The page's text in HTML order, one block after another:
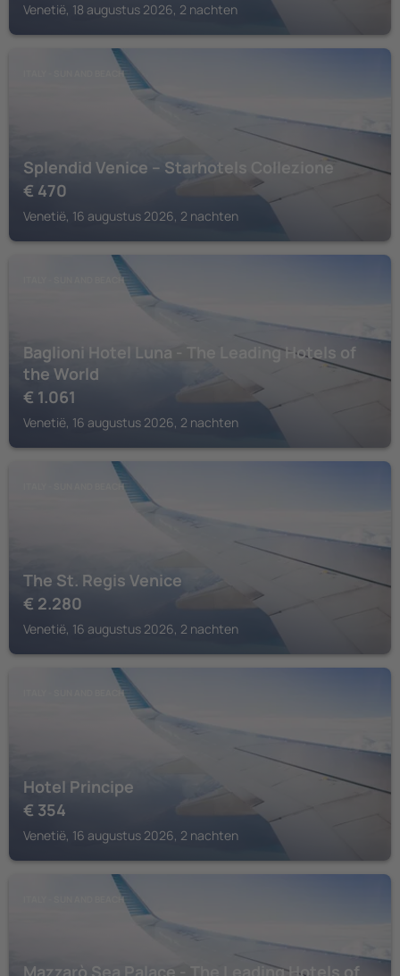
Venetië, 18 augustus 2026, 2 nachten
ITALY - SUN AND BEACH
Splendid Venice – Starhotels Collezione
€ 470
Venetië, 16 augustus 2026, 2 nachten
ITALY - SUN AND BEACH
Baglioni Hotel Luna - The Leading Hotels of
the World
€ 1.061
Venetië, 16 augustus 2026, 2 nachten
ITALY - SUN AND BEACH
The St. Regis Venice
€ 2.280
Venetië, 16 augustus 2026, 2 nachten
ITALY - SUN AND BEACH
Hotel Principe
€ 354
Venetië, 16 augustus 2026, 2 nachten
ITALY - SUN AND BEACH
Mazzarò Sea Palace - The Leading Hotels of